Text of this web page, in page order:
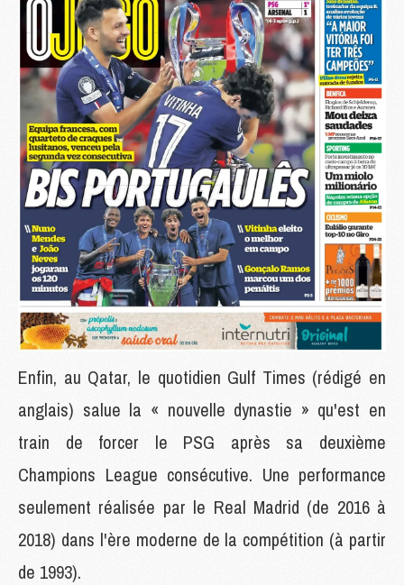
Enfin, au Qatar, le quotidien Gulf Times (rédigé en
anglais) salue la « nouvelle dynastie » qu'est en
train de forcer le PSG après sa deuxième
Champions League consécutive. Une performance
seulement réalisée par le Real Madrid (de 2016 à
2018) dans l'ère moderne de la compétition (à partir
de 1993).